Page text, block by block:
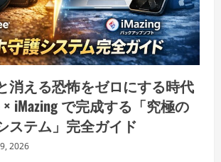
消える恐怖をゼロにする時代
× iMazing で完成する「究極の
ステム」完全ガイド
2026